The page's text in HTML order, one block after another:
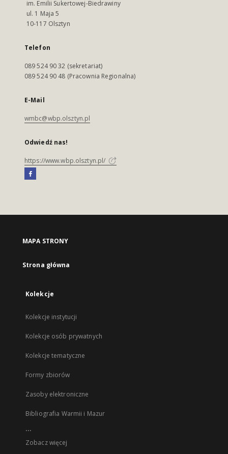
im. Emilii Sukertowej-Biedrawiny
ul. 1 Maja 5
10-117 Olsztyn
Telefon
089 524 90 32 (sekretariat)
089 524 90 48 (Pracownia Regionalna)
E-Mail
wmbc@wbp.olsztyn.pl
Odwiedź nas!
https://www.wbp.olsztyn.pl/
MAPA STRONY
Strona główna
Kolekcje
Kolekcje instytucji
Kolekcje osób prywatnych
Kolekcje tematyczne
Formy zbiorów
Zasoby elektroniczne
Bibliografia Warmii i Mazur
...
Zobacz więcej